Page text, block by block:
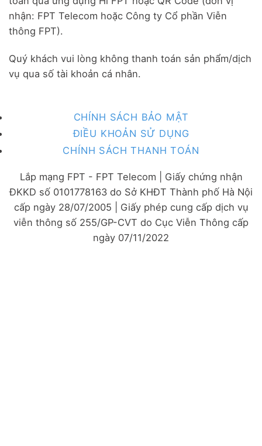
nhận: FPT Telecom hoặc Công ty Cổ phần Viễn
thông FPT).
Quý khách vui lòng không thanh toán sản phẩm/dịch
vụ qua số tài khoản cá nhân.
CHÍNH SÁCH BẢO MẬT
ĐIỀU KHOẢN SỬ DỤNG
CHÍNH SÁCH THANH TOÁN
Lắp mạng FPT - FPT Telecom | Giấy chứng nhận
ĐKKD số 0101778163 do Sở KHĐT Thành phố Hà Nội
cấp ngày 28/07/2005 | Giấy phép cung cấp dịch vụ
viễn thông số 255/GP-CVT do Cục Viễn Thông cấp
ngày 07/11/2022